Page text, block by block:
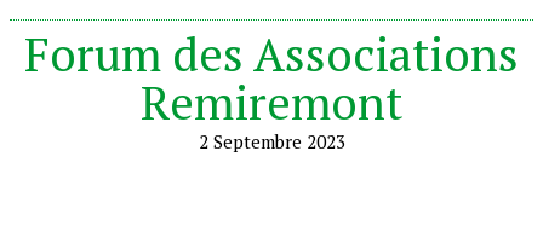
Accueil
Qui sommes nous ?
La vie du club▼
Forum des Associations
Remiremont
2 Septembre 2023